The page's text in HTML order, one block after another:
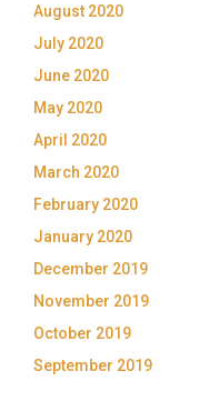
August 2020
July 2020
June 2020
May 2020
April 2020
March 2020
February 2020
January 2020
December 2019
November 2019
October 2019
September 2019